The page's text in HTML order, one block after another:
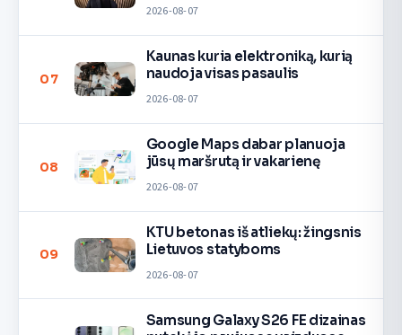
2026-08-07
07
Kaunas kuria elektroniką, kurią
naudoja visas pasaulis
2026-08-07
08
Google Maps dabar planuoja
jūsų maršrutą ir vakarienę
2026-08-07
09
KTU betonas iš atliekų: žingsnis
Lietuvos statyboms
2026-08-07
Samsung Galaxy S26 FE dizainas